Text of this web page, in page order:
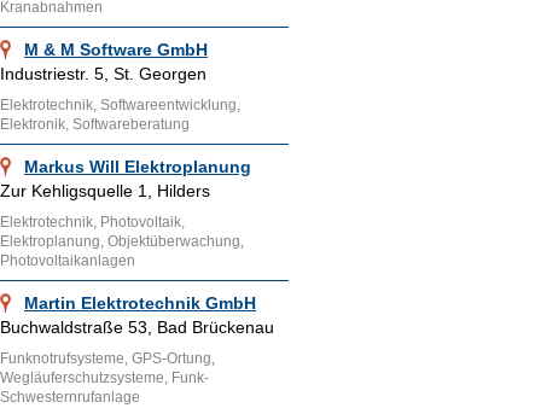
Kranabnahmen
M & M Software GmbH
Industriestr. 5, St. Georgen
Elektrotechnik, Softwareentwicklung,
Elektronik, Softwareberatung
Markus Will Elektroplanung
Zur Kehligsquelle 1, Hilders
Elektrotechnik, Photovoltaik,
Elektroplanung, Objektüberwachung,
Photovoltaikanlagen
Martin Elektrotechnik GmbH
Buchwaldstraße 53, Bad Brückenau
Funknotrufsysteme, GPS-Ortung,
Wegläuferschutzsysteme, Funk-
Schwesternrufanlage